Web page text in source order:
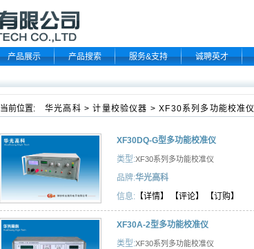
产品展示 产品搜索 服务&支持 诚聘英才
当前位置: 华光高科 >计量校验仪器 >XF30系列多功能校准仪
XF30DQ-G型多功能校准仪
类型:XF30系列多功能校准仪
品牌:华光高科
信息: 【详情】 【评论】 【订购】
XF30A-2型多功能校准仪
类型:XF30系列多功能校准仪